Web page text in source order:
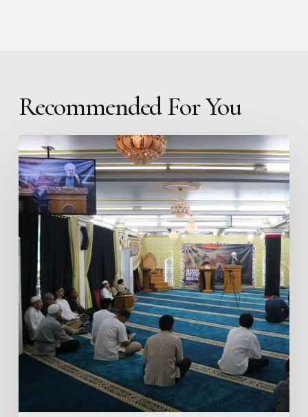
Recommended For You
Khutbah
Jumat
ICC
Jakarta:
Syaikh
Mohammad
Sharifani
Mengingatkan
Dosa-
Dosa
yang
Menghapus